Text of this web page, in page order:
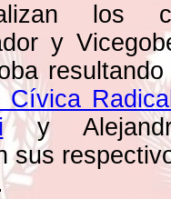
los
y
Cívica
y
sus